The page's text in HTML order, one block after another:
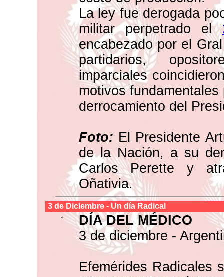
La ley fue derogada
militar perpetrado el
encabezado por el
partidarios,
imparciales
motivos
derrocamiento del
Foto: El Presidente
de la Nación, a su
Carlos Perette y
Oñativia.
3 de Diciembre - Un día Radical
-
DÍA DEL MÉDICO
3 de diciembre -
Efemérides Radicales